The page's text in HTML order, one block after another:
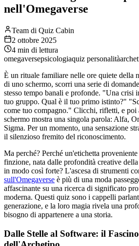
nell'Omegaverse
Team di Quiz Cabin
2 ottobre 2025
4 min di lettura
omegaversepsicologiaquiz personalità
È un rituale familiare nelle ore quiete della
di uno schermo, scorri una serie di
stesso tempo banali e profonde. "Una crisi
tuo gruppo. Qual è il tuo primo istinto?"
come tuo compagno." Clicchi, rifletti, e
schermo mostra una singola parola: Alfa,
Sigma. Per un momento, una sensazione
il silenzioso fremito del riconoscimento.
Ma perché? Perché un'etichetta
finzione, nata dalle profondità creative
in modo così forte? L'ascesa di strumenti
sull'Omegaverse è più di una moda
affascinante su una ricerca di significato
moderna. Questi quiz sono i cappelli
generazione, e la loro magia rivela una
bisogno di appartenere a una storia.
Dalle Stelle al Software: il